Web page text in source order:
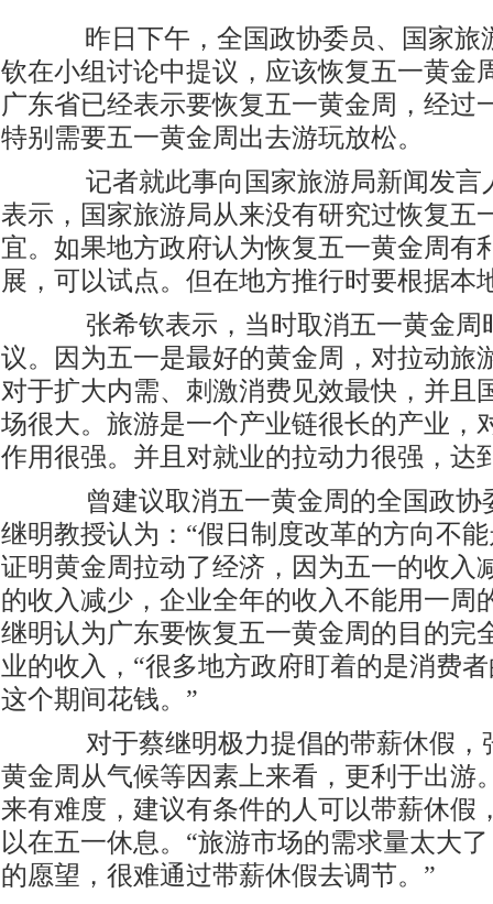
昨日下午，全国政协委员、国家旅
钦在小组讨论中提议，应该恢复五一黄金
广东省已经表示要恢复五一黄金周，经过
特别需要五一黄金周出去游玩放松。
记者就此事向国家旅游局新闻发言
表示，国家旅游局从来没有研究过恢复五
宜。如果地方政府认为恢复五一黄金周有
展，可以试点。但在地方推行时要根据本
张希钦表示，当时取消五一黄金周
议。因为五一是最好的黄金周，对拉动旅
对于扩大内需、刺激消费见效最快，并且
场很大。旅游是一个产业链很长的产业，
作用很强。并且对就业的拉动力很强，达
曾建议取消五一黄金周的全国政协
继明教授认为：“假日制度改革的方向不
证明黄金周拉动了经济，因为五一的收入
的收入减少，企业全年的收入不能用一周
继明认为广东要恢复五一黄金周的目的完
业的收入，“很多地方政府盯着的是消费
这个期间花钱。”
对于蔡继明极力提倡的带薪休假，
黄金周从气候等因素上来看，更利于出游
来有难度，建议有条件的人可以带薪休假
以在五一休息。“旅游市场的需求量太大
的愿望，很难通过带薪休假去调节。”